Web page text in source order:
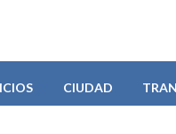
CIUDAD